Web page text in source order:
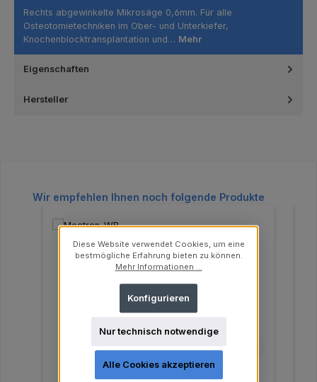
Rechts abgewinkelte Mikrosäge 0,6mm. Für alle
Osteotomietechniken im Ober- und Unterkiefer,
Knochenblocktransplantation und… Mehr
Eigenschaften
Hersteller
Produktgalerie überspringen
Wir empfehlen Ihnen noch folgende Produkte
Drehmomentschlüssel passend für
Diese Website verwendet Cookies, um eine
bestmögliche Erfahrung bieten zu können.
Mehr Informationen ...
Nur technisch notwendige
Konfigurieren
Alle Cookies akzeptieren